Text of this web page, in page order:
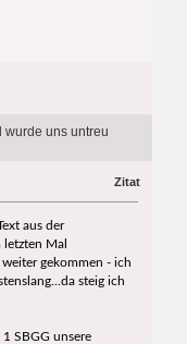
wurde uns untreu
Zitat
aus der
letzten Mal
gekommen - ich
steig ich
SBGG unsere